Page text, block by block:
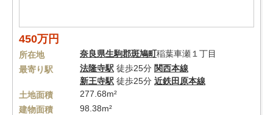
450万円
所在地 奈良県生駒郡斑鳩町稲葉車瀬１丁目
最寄り駅
法隆寺駅 徒歩25分 関西本線
新王寺駅 徒歩25分 近鉄田原本線
土地面積
277.68m²
建物面積
98.38m²